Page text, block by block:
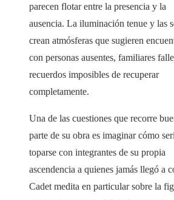
parecen flotar entre la presencia y la
ausencia. La iluminación tenue y las
crean atmósferas que sugieren
con personas ausentes, familiares
recuerdos imposibles de recuperar
completamente.
Una de las cuestiones que recorre
parte de su obra es imaginar cómo
toparse con integrantes de su propia
ascendencia a quienes jamás llegó a
Cadet medita en particular sobre la